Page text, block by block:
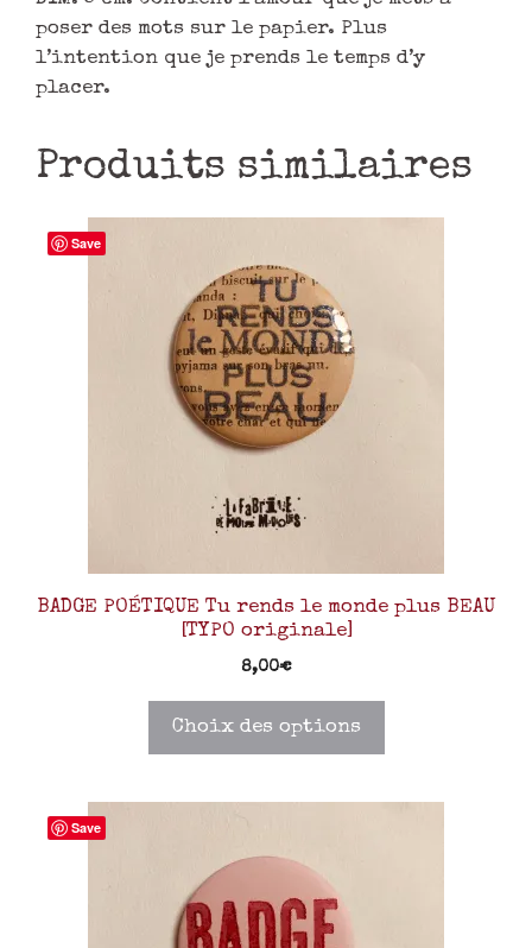
poser des mots sur le papier. Plus
l’intention que je prends le temps d’y
placer.
Produits similaires
Save
BADGE POÉTIQUE Tu rends le monde plus BEAU
[TYPO originale]
8,00€
Choix des options
Save